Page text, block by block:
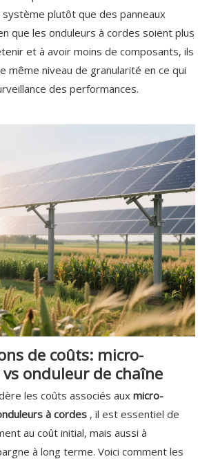
système plutôt que des panneaux
que les onduleurs à cordes soient plus
et à avoir moins de composants, ils
même niveau de granularité en ce qui
des performances.
de coûts: micro-
onduleur de chaîne
les coûts associés aux micro-
à cordes , il est essentiel de
au coût initial, mais aussi à
à long terme. Voici comment les